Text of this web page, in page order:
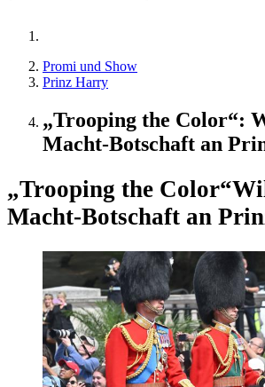
Promi und Show
Prinz Harry
„Trooping the Color“:
Macht-Botschaft an
„Trooping the Color“
Macht-Botschaft an